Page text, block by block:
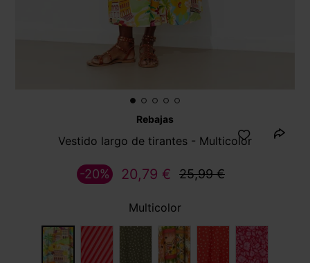
Rebajas
Vestido largo de tirantes - Multicolor
20,79 € 25,99 €
-20%
Multicolor